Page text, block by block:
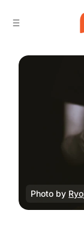
Photo by